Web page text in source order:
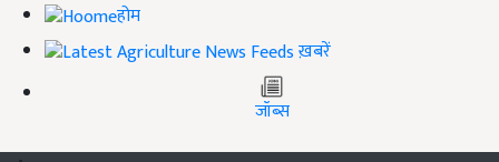
होम
ख़बरें
जॉब्स